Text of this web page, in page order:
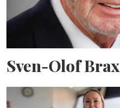
Sven-Olof Brax